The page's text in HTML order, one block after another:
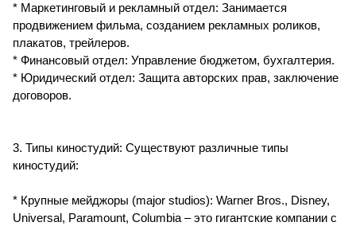
* Маркетинговый и рекламный отдел: Занимается
продвижением фильма, созданием рекламных роликов,
плакатов, трейлеров.
* Финансовый отдел: Управление бюджетом, бухгалтерия.
* Юридический отдел: Защита авторских прав, заключение
договоров.
3. Типы киностудий: Существуют различные типы
киностудий:
* Крупные мейджоры (major studios): Warner Bros., Disney,
Universal, Paramount, Columbia – это гигантские компании с